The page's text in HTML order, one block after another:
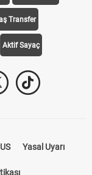
Transfer
Aktif Sayaç
Yasal Uyarı